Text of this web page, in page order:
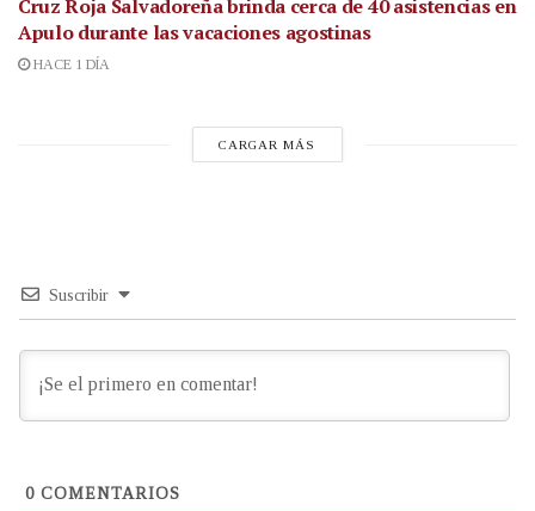
Cruz Roja Salvadoreña brinda cerca de 40 asistencias en
Apulo durante las vacaciones agostinas
HACE 1 DÍA
CARGAR MÁS
Suscribir
0 COMENTARIOS